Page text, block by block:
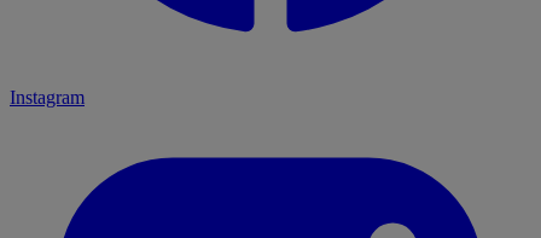
Instagram